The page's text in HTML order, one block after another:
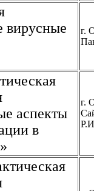
вирусные
г.
аспекты
в
г.